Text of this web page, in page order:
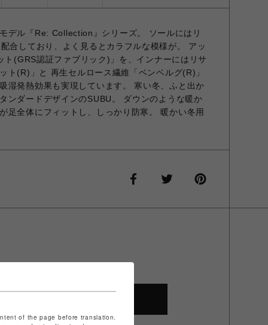
デル『Re: Collection』シリーズ。 ソールにはリ
合しており、よく見るとカラフルな模様が。 アッ
ト(GRS認証ファブリック)」を、インナーにはリサ
ト(R)」と 再生セルロース繊維「ベンベルグ(R)」
湿発熱効果も実現しています。 寒い冬、ふと出か
ンダードデザインのSUBU。 ダウンのような暖か
足全体にフィットし、しっかり防寒。 暖かい冬用
of the page before translation.